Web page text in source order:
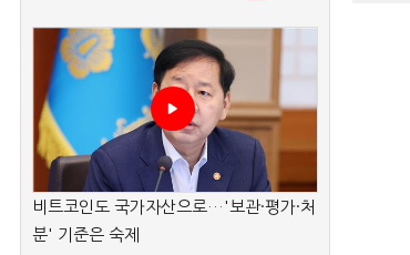
비트코인도 국가자산으로…'보관·평가·처
분' 기준은 숙제